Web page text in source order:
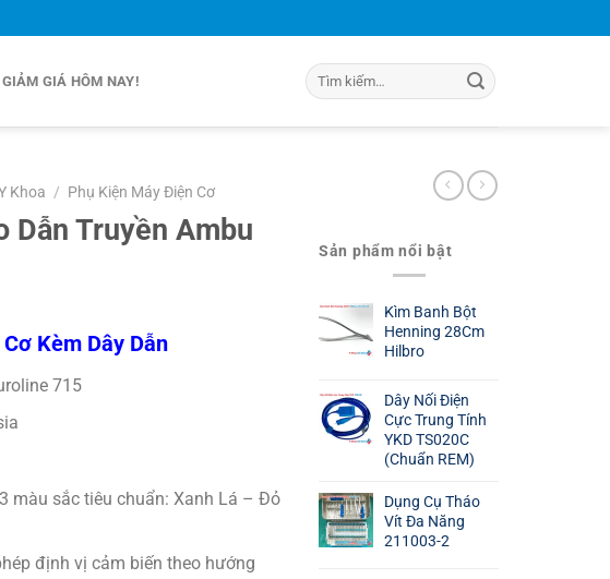
GIẢM GIÁ HÔM NAY!
Tìm
kiếm:
Khoa / Phụ Kiện Máy Điện Cơ
Dẫn Truyền Ambu
Kèm Dây Dẫn
715
màu sắc tiêu chuẩn: Xanh Lá – Đỏ
định vị cảm biến theo hướng
Sản phẩm nổi bật
Kìm Banh Bột
Henning 28Cm
Hilbro
Dây Nối Điện
Cực Trung Tính
YKD TS020C
(Chuẩn REM)
Dụng Cụ Tháo
Vít Đa Năng
211003-2